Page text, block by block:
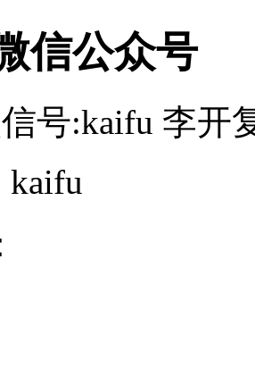
信公众号
号:kaifu 李开
kaifu